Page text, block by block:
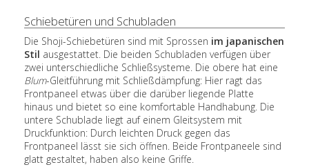
Schiebetüren und Schubladen
Die Shoji-Schiebetüren sind mit Sprossen im japanischen
Stil ausgestattet. Die beiden Schubladen verfügen über
zwei unterschiedliche Schließsysteme. Die obere hat eine
Blum-Gleitführung mit Schließdämpfung: Hier ragt das
Frontpaneel etwas über die darüber liegende Platte
hinaus und bietet so eine komfortable Handhabung. Die
untere Schublade liegt auf einem Gleitsystem mit
Druckfunktion: Durch leichten Druck gegen das
Frontpaneel lässt sie sich öffnen. Beide Frontpaneele sind
glatt gestaltet, haben also keine Griffe.